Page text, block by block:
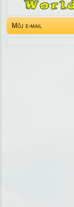
Môj e-mail